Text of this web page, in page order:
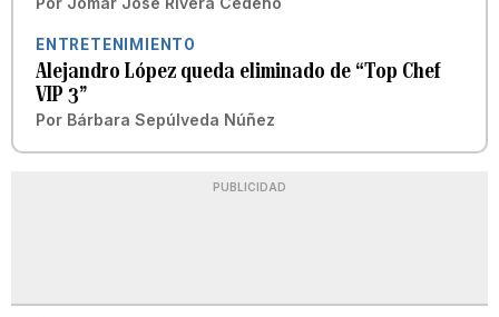
ENTRETENIMIENTO
Alejandro López queda eliminado de “Top Chef
VIP 3”
Por Bárbara Sepúlveda Núñez
PUBLICIDAD